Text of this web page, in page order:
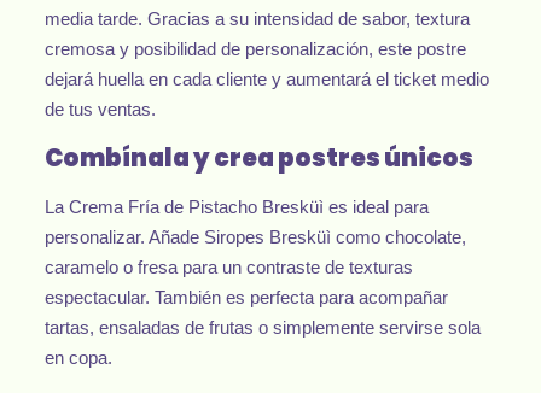
media tarde. Gracias a su intensidad de sabor, textura
cremosa y posibilidad de personalización, este postre
dejará huella en cada cliente y aumentará el ticket medio
de tus ventas.
Combínala y crea postres únicos
La Crema Fría de Pistacho Bresküì es ideal para
personalizar. Añade Siropes Bresküì como chocolate,
caramelo o fresa para un contraste de texturas
espectacular. También es perfecta para acompañar
tartas, ensaladas de frutas o simplemente servirse sola
en copa.